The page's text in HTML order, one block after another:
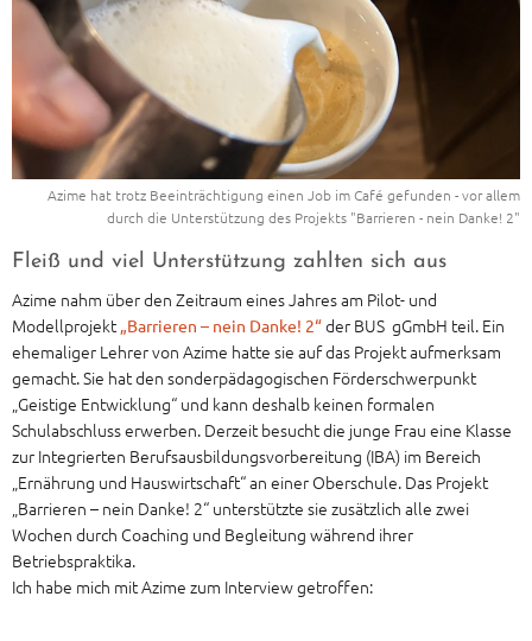
Azime hat trotz Beeinträchtigung einen Job im Café gefunden - vor allem
durch die Unterstützung des Projekts "Barrieren - nein Danke! 2"
Fleiß und viel Unterstützung zahlten sich aus
Azime nahm über den Zeitraum eines Jahres am Pilot- und
Modellprojekt „Barrieren – nein Danke! 2“der BUS gGmbH teil. Ein
ehemaliger Lehrer von Azime hatte sie auf das Projekt aufmerksam
gemacht. Sie hat den sonderpädagogischen Förderschwerpunkt
„Geistige Entwicklung“ und kann deshalb keinen formalen
Schulabschluss erwerben. Derzeit besucht die junge Frau eine Klasse
zur Integrierten Berufsausbildungsvorbereitung (IBA) im Bereich
„Ernährung und Hauswirtschaft“ an einer Oberschule. Das Projekt
„Barrieren – nein Danke! 2“ unterstützte sie zusätzlich alle zwei
Wochen durch Coaching und Begleitung während ihrer
Betriebspraktika.
Ich habe mich mit Azime zum Interview getroffen: